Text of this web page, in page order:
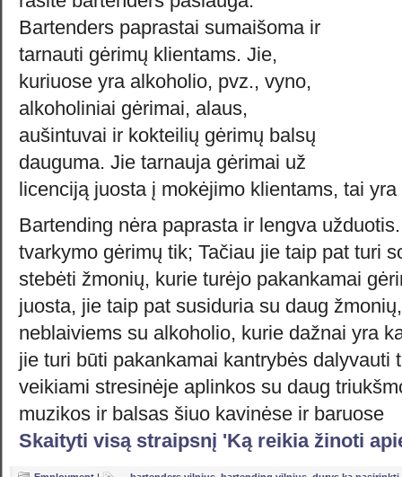
Bartenders paprastai sumaišoma ir
tarnauti gėrimų klientams. Jie,
kuriuose yra alkoholio, pvz., vyno,
alkoholiniai gėrimai, alaus,
aušintuvai ir kokteilių gėrimų balsų
dauguma. Jie tarnauja gėrimai už
licenciją juosta į mokėjimo klientams, tai
Bartending nėra paprasta ir lengva
tvarkymo gėrimų tik; Tačiau jie taip pat turi
stebėti žmonių, kurie turėjo pakankamai
juosta, jie taip pat susiduria su daug
neblaiviems su alkoholio, kurie dažnai yra
jie turi būti pakankamai kantrybės dalyvauti
veikiami stresinėje aplinkos su daug
muzikos ir balsas šiuo kavinėse ir baruose
Skaityti visą straipsnį 'Ką reikia žinoti